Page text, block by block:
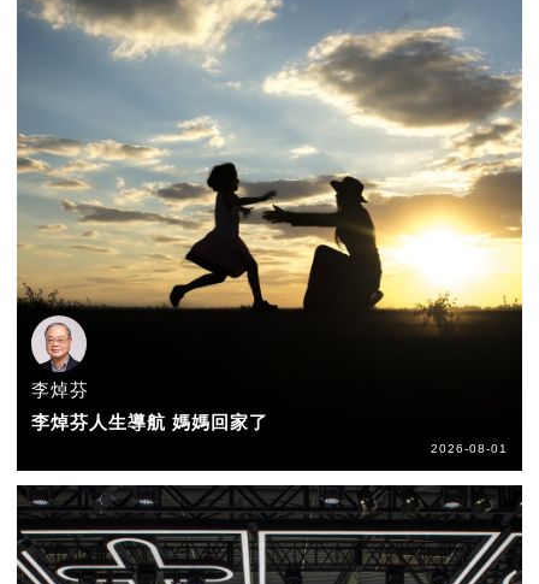
李焯芬
李焯芬人生導航 媽媽回家了
2026-08-01